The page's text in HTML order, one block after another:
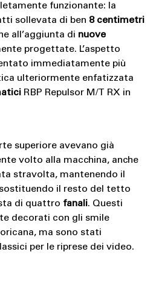
funzionante: la
sollevata di ben 8 centimetri
all’aggiunta di nuove
progettate. L’aspetto
immediatamente più
ulteriormente enfatizzata
RBP Repulsor M/T RX in
superiore avevano già
volto alla macchina, anche
stravolta, mantenendo il
il resto del tetto
di quattro fanali. Questi
decorati con gli smile
ma sono stati
per le riprese dei video.